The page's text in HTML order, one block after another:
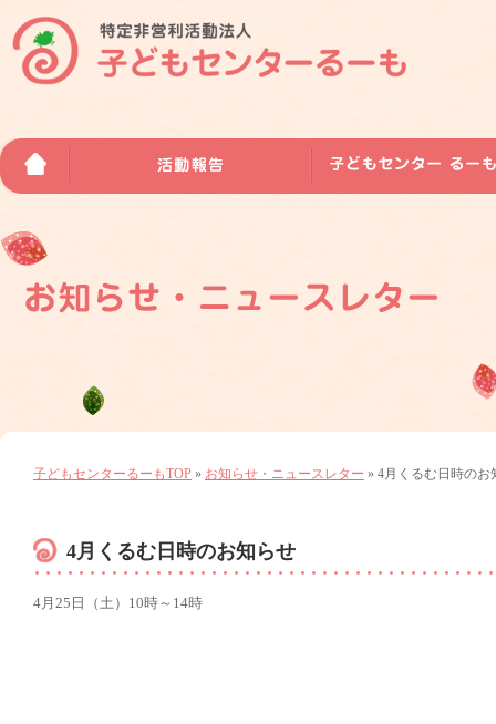
子どもセンターるーもTOP » お知らせ・ニュースレター » 4月くるむ日時のお
4月くるむ日時のお知らせ
4月25日（土）10時～14時